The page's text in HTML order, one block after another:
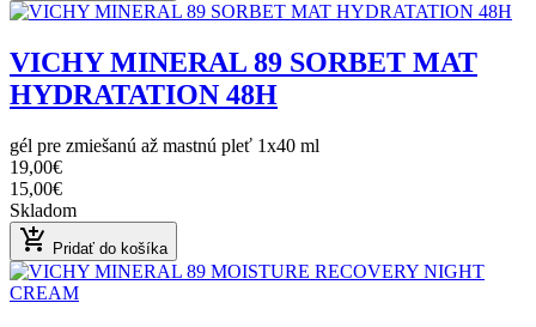
VICHY MINERAL 89 SORBET MAT
HYDRATATION 48H
gél pre zmiešanú až mastnú pleť 1x40 ml
19,00€
15,00€
Skladom
add_shopping_cart Pridať do košíka